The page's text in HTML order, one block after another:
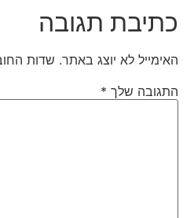
כתיבת תגובה
האימייל לא יוצג באתר. שדות
התגובה שלך*